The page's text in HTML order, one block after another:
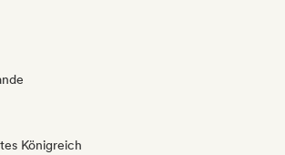
Königreich